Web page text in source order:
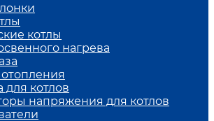
котлы
нагрева
для котлов
напряжения для котлов